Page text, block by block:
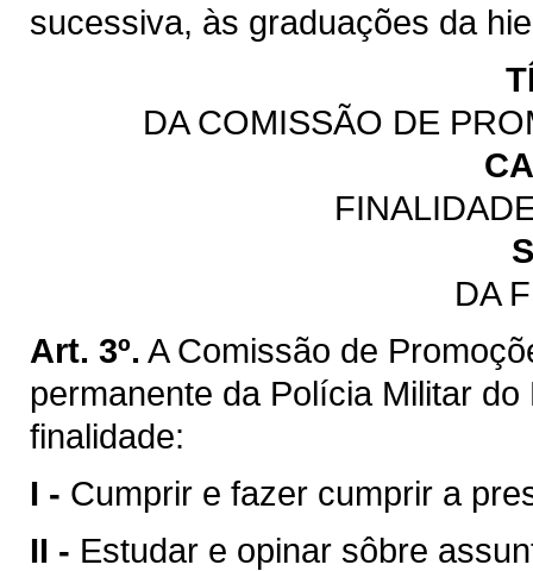
sucessiva, às graduações da
DA COMISSÃO DE
DA
Art. 3º. A Comissão de
permanente da Polícia Militar
finalidade:
I - Cumprir e fazer cumprir a
II - Estudar e opinar sôbre